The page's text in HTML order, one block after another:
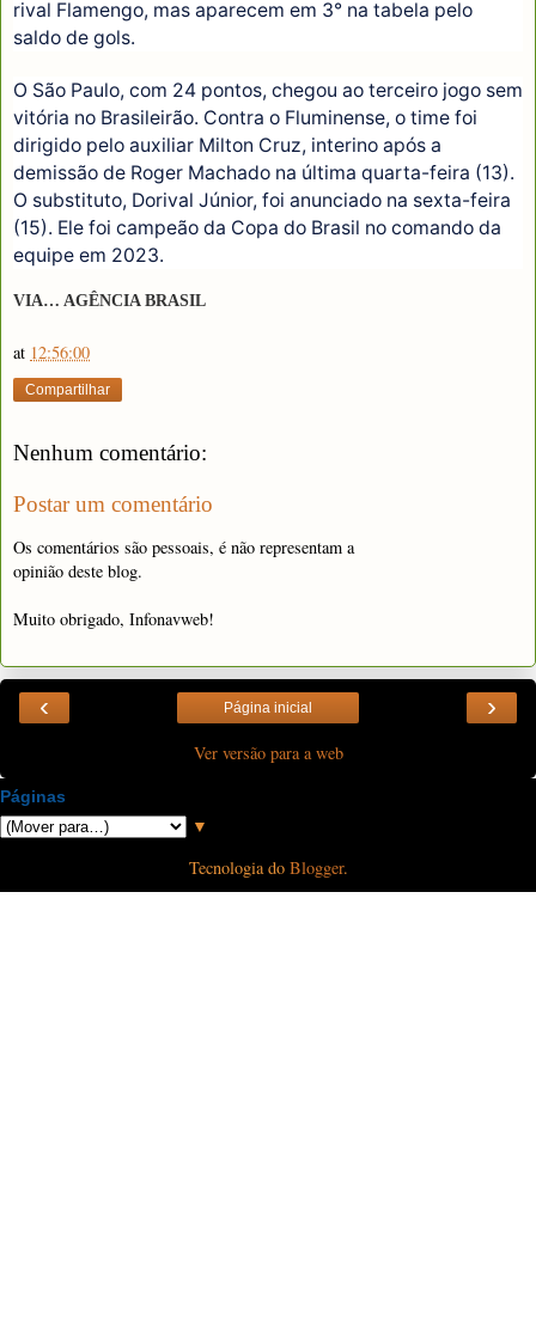
rival Flamengo, mas aparecem em 3° na tabela pelo
saldo de gols.
O São Paulo, com 24 pontos, chegou ao terceiro jogo sem
vitória no Brasileirão. Contra o Fluminense, o time foi
dirigido pelo auxiliar Milton Cruz, interino após a
demissão de Roger Machado na última quarta-feira (13).
O substituto, Dorival Júnior, foi anunciado na sexta-feira
(15). Ele foi campeão da Copa do Brasil no comando da
equipe em 2023.
VIA… AGÊNCIA BRASIL
at 12:56:00
Compartilhar
Nenhum comentário:
Postar um comentário
Os comentários são pessoais, é não representam a
opinião deste blog.
Muito obrigado, Infonavweb!
‹ ›
Página inicial
Ver versão para a web
Páginas
▼
Tecnologia do Blogger.